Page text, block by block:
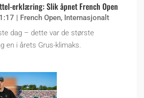
erklæring: Slik åpnet French Open
| French Open, Internasjonalt
dag – dette var de største
en i årets Grus-klimaks.